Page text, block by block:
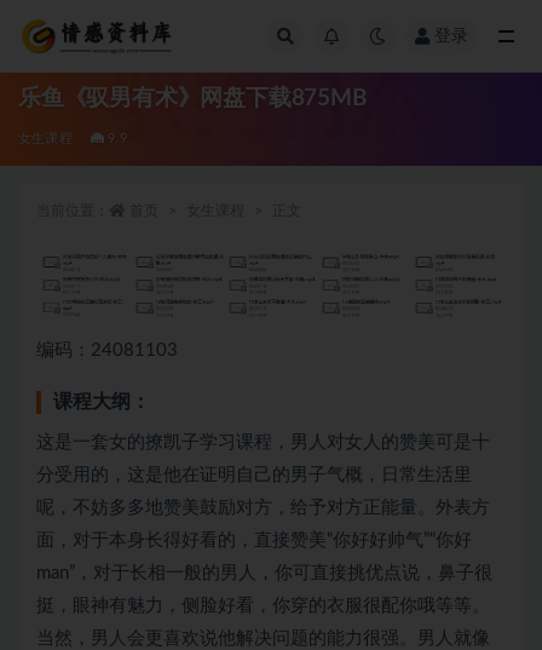
登录
乐鱼《驭男有术》网盘下载875MB
女生课程 9.9
编码：24081103
课程大纲：
这是一套女的撩凯子学习课程， 男人对女人的赞美可是十
分受用的，这是他在证明自己的男子气概，日常生活里
呢，不妨多多地赞美鼓励对方，给予对方正能量。 外表方
面，对于本身长得好看的，直接赞美“你好好帅气”“你好
man”，对于长相一般的男人，你可直接挑优点说，鼻子很
挺，眼神有魅力，侧脸好看，你穿的衣服很配你哦等等。
当然，男人会更喜欢说他解决问题的能力很强。
男人就像